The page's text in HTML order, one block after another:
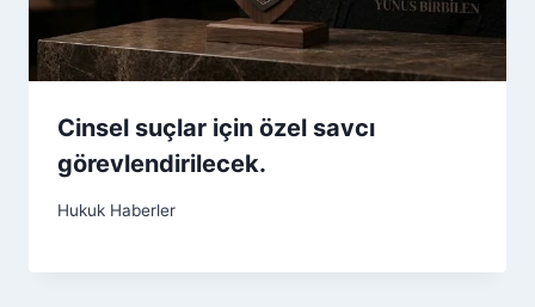
Cinsel suçlar için özel savcı
görevlendirilecek.
Hukuk Haberler